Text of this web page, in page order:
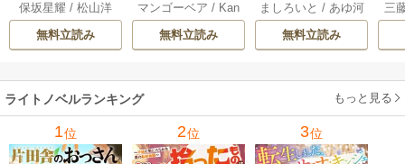
ゲームW 13巻
保坂星耀 /松山洋
無料立読み
冊版] 56巻
マンゴーベア / Kan
apy
/加藤智子
無料立読み
うやら後ろの男が
俺のこと好きらし
い 2巻
ましろいと / あゆ河
無料立読み
で
三
ライトノベルランキング もっと見る
1位 2位 3位